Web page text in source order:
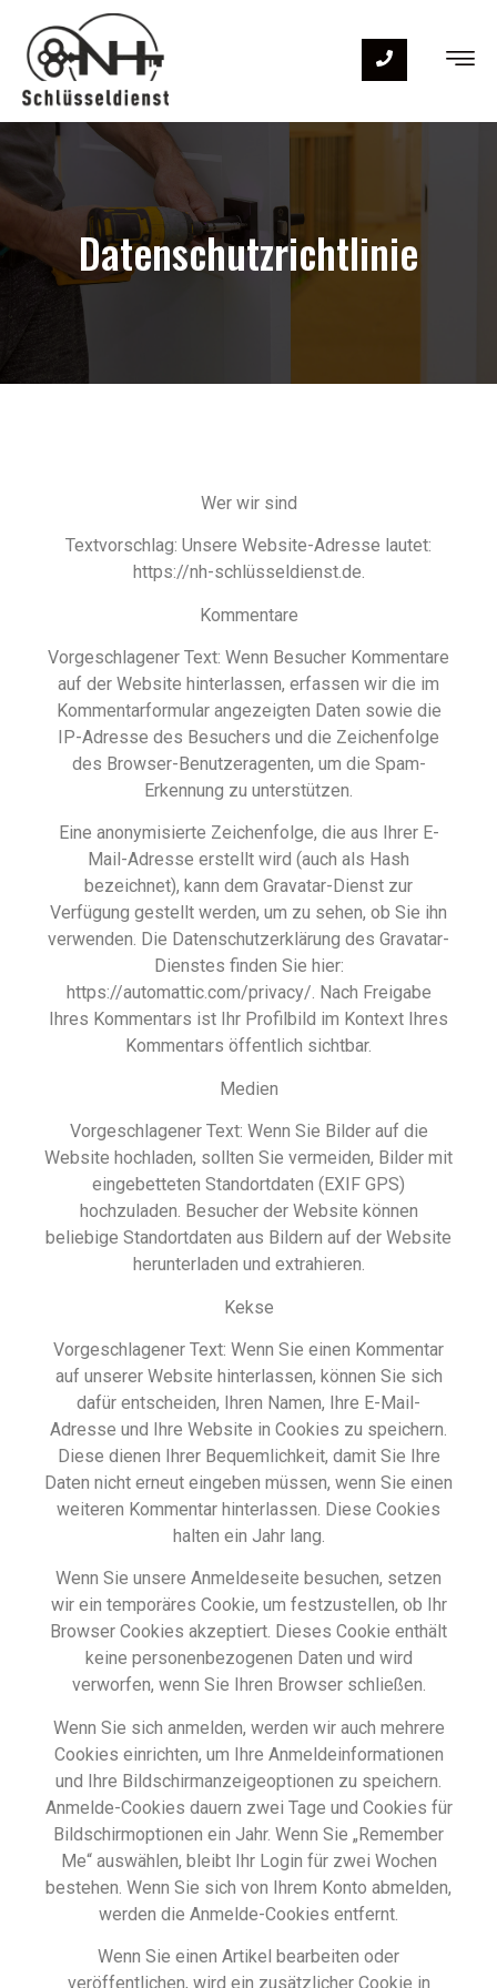
Datenschutzrichtlinie
Wer wir sind
Textvorschlag: Unsere Website-Adresse lautet:
https://nh-schlüsseldienst.de.
Kommentare
Vorgeschlagener Text: Wenn Besucher Kommentare
auf der Website hinterlassen, erfassen wir die im
Kommentarformular angezeigten Daten sowie die
IP-Adresse des Besuchers und die Zeichenfolge
des Browser-Benutzeragenten, um die Spam-
Erkennung zu unterstützen.
Eine anonymisierte Zeichenfolge, die aus Ihrer E-
Mail-Adresse erstellt wird (auch als Hash
bezeichnet), kann dem Gravatar-Dienst zur
Verfügung gestellt werden, um zu sehen, ob Sie ihn
verwenden. Die Datenschutzerklärung des Gravatar-
Dienstes finden Sie hier:
https://automattic.com/privacy/. Nach Freigabe
Ihres Kommentars ist Ihr Profilbild im Kontext Ihres
Kommentars öffentlich sichtbar.
Medien
Vorgeschlagener Text: Wenn Sie Bilder auf die
Website hochladen, sollten Sie vermeiden, Bilder mit
eingebetteten Standortdaten (EXIF GPS)
hochzuladen. Besucher der Website können
beliebige Standortdaten aus Bildern auf der Website
herunterladen und extrahieren.
Kekse
Vorgeschlagener Text: Wenn Sie einen Kommentar
auf unserer Website hinterlassen, können Sie sich
dafür entscheiden, Ihren Namen, Ihre E-Mail-
Adresse und Ihre Website in Cookies zu speichern.
Diese dienen Ihrer Bequemlichkeit, damit Sie Ihre
Daten nicht erneut eingeben müssen, wenn Sie einen
weiteren Kommentar hinterlassen. Diese Cookies
halten ein Jahr lang.
Wenn Sie unsere Anmeldeseite besuchen, setzen
wir ein temporäres Cookie, um festzustellen, ob Ihr
Browser Cookies akzeptiert. Dieses Cookie enthält
keine personenbezogenen Daten und wird
verworfen, wenn Sie Ihren Browser schließen.
Wenn Sie sich anmelden, werden wir auch mehrere
Cookies einrichten, um Ihre Anmeldeinformationen
und Ihre Bildschirmanzeigeoptionen zu speichern.
Anmelde-Cookies dauern zwei Tage und Cookies für
Bildschirmoptionen ein Jahr. Wenn Sie „Remember
Me“ auswählen, bleibt Ihr Login für zwei Wochen
bestehen. Wenn Sie sich von Ihrem Konto abmelden,
werden die Anmelde-Cookies entfernt.
Wenn Sie einen Artikel bearbeiten oder
veröffentlichen, wird ein zusätzlicher Cookie in